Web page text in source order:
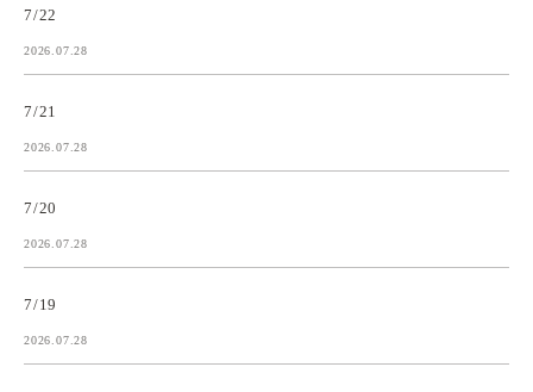
7/22
2026.07.28
7/21
2026.07.28
7/20
2026.07.28
7/19
2026.07.28